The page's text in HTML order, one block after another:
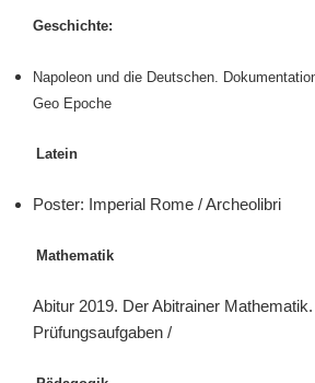
Geschichte:
Napoleon und die Deutschen.
Geo Epoche
Latein
Poster: Imperial Rome / Archeolibri
Mathematik
Abitur 2019. Der Abitrainer
Prüfungsaufgaben /